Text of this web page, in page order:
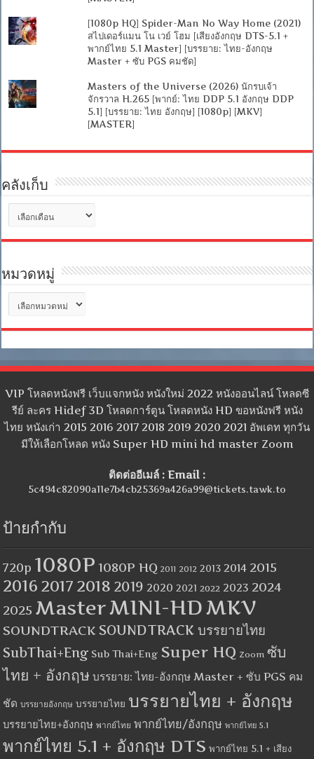
[1080p HQ] Spider-Man No Way Home (2021)
สไปเดอร์แมน โน เวย์ โฮม [เสียงอังกฤษ DTS-5.1 +
พากย์ไทย 5.1 Master] [บรรยาย: ไทย-อังกฤษ
Master + ซับ PGS คมชัด]
Masters of the Universe (2026) นักรบเจ้า
จักรวาล H.265 [พากย์: ไทย DDP 5.1 อังกฤษ DDP
5.1] [บรรยาย: ไทย อังกฤษ] [1080p] [MKV]
[MASTER]
คลังเก็บ
เก็บ
หมวดหมู่
หมู่
VIP โหลดหนังฟรี เว็บแจกหนัง หนังใหม่ 2022 หนังออนไลน์ โหลดซี
รีย์ ละคร Hidef 3D โหลดการ์ตูน โหลดหนัง HD ขอหนังฟรี หนัง
ไทย หนังเก่า 2015 2016 2017 2018 2019 2020 2021 อัพเดท ทุกวัน
มีให้เลือกโหลด หนัง Super HD mini hd master Zoom
ติดต่ออีเมล์ : Email :
5c494c82090a11e7b4cb25369a426a99@tickets.tawk.to
ป้ายกำกับ
720p 1080P 1080P HQ 2011 2012 2013 2014 2015
2016 2017 2018 2019 2020 2021 2022 2023 2024
2025 MasterMINI-HDMKV
SOUNDTRACK SOUNDTRACK บรรยายไทย
SubThai+Eng Sub Thai+Eng Super HQ Zoom ซับ
ไทย + อังกฤษ บรรยาย: ไทย-อังกฤษ Master + ซับ PGS คม
ชัด บรรยายอังกฤษ บรรยายไทย บรรยายไทย + อังกฤษ
บรรยายไทย+อังกฤษ พากย์ไทย พากย์ไทย/อังกฤษ พากย์ไทย 5.1
พากย์ไทย 5.1 + อังกฤษ DTS พากย์ไทย 5.1 + เสียง